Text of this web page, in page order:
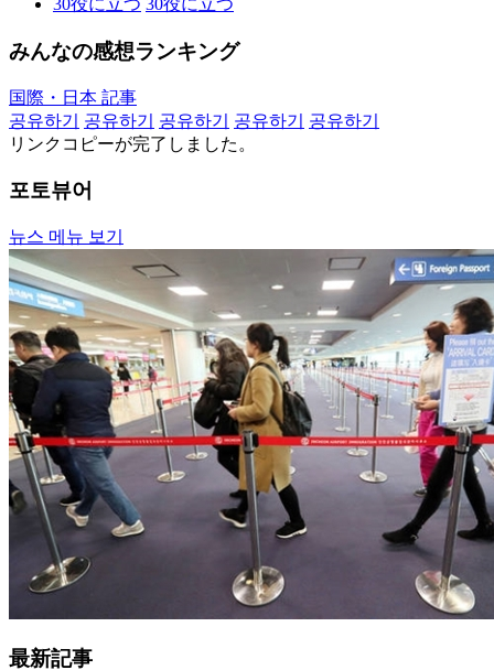
30役に立つ 30役に立つ
みんなの感想ランキング
国際・日本 記事
공유하기
공유하기 공유하기 공유하기
공유하기
リンクコピーが完了しました。
포토뷰어
뉴스 메뉴 보기
最新記事